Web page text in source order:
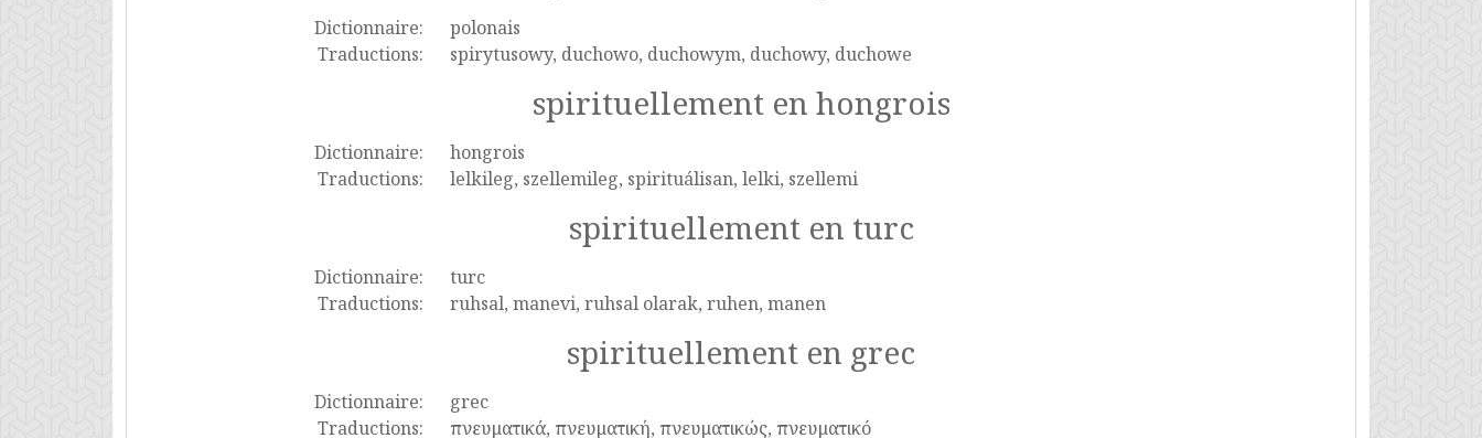
Dictionnaire:
polonais
Traductions:
spirytusowy, duchowo, duchowym, duchowy, duchowe
spirituellement en hongrois
Dictionnaire:
hongrois
Traductions:
lelkileg, szellemileg, spirituálisan, lelki, szellemi
spirituellement en turc
Dictionnaire:
turc
Traductions:
ruhsal, manevi, ruhsal olarak, ruhen, manen
spirituellement en grec
Dictionnaire:
grec
Traductions:
πνευματικά, πνευματική, πνευματικώς, πνευματικό